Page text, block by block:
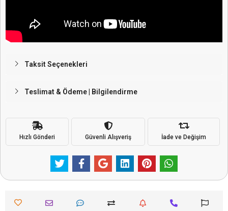
Taksit Seçenekleri
Teslimat & Ödeme | Bilgilendirme
Hızlı Gönderi Güvenli Alışveriş İade ve Değişim